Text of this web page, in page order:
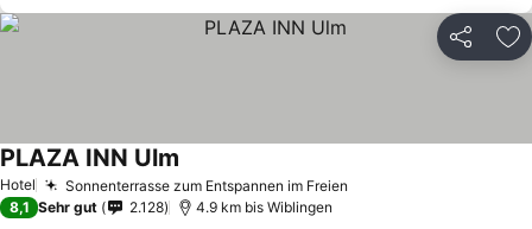
Teilen
Hotel Sonnenterrasse zum Entspannen im Freien
PLAZA INN Ulm
8,1 Sehr gut 2.128 4.9 km bis Wiblingen